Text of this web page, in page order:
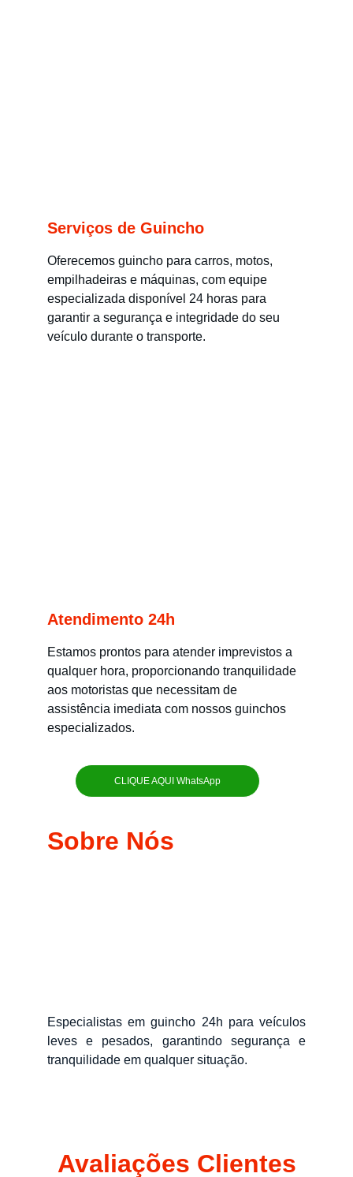
Serviços de Guincho
Oferecemos guincho para carros, motos,
empilhadeiras e máquinas, com equipe
especializada disponível 24 horas para
garantir a segurança e integridade do seu
veículo durante o transporte.
Atendimento 24h
Estamos prontos para atender imprevistos a
qualquer hora, proporcionando tranquilidade
aos motoristas que necessitam de
assistência imediata com nossos guinchos
especializados.
CLIQUE AQUI WhatsApp
Sobre Nós
Especialistas em guincho 24h para veículos
leves e pesados, garantindo segurança e
tranquilidade em qualquer situação.
Avaliações Clientes